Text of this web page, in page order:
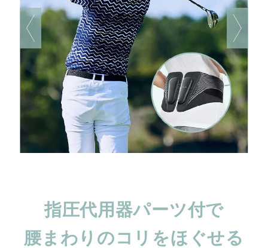
指圧代用器パーツ付で
腰まわりのコリをほぐせる